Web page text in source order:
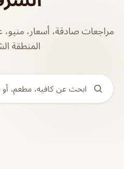
مراجعات صادقة، أسعار، منيو،
المنطقة